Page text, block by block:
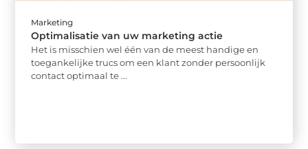
Marketing
Optimalisatie van uw marketing actie
Het is misschien wel één van de meest handige en
toegankelijke trucs om een klant zonder persoonlijk
contact optimaal te ...